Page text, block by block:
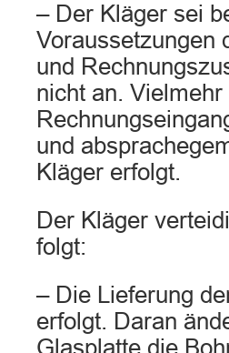
– Der Kläger sei
Voraussetzungen
und
nicht an.
und
Kläger erfolgt.
Der Kläger
folgt:
– Die Lieferung
erfolgt. Daran
Glasplatte die